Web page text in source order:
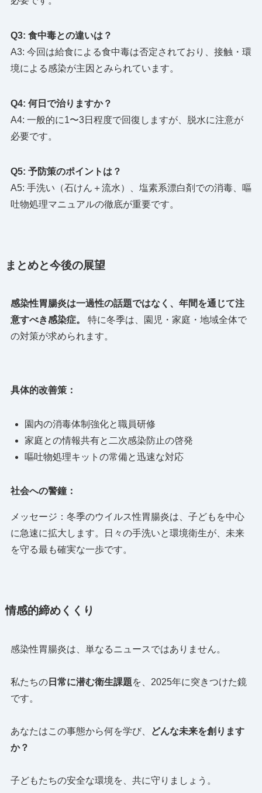
Q3: 食中毒との違いは？
A3: 今回は給食による食中毒は否定されており、接触・環
境による感染が主因とみられています。
Q4: 何日で治りますか？
A4: 一般的に1〜3日程度で回復しますが、脱水に注意が
必要です。
Q5: 予防策のポイントは？
A5: 手洗い（石けん＋流水）、塩素系漂白剤での消毒、嘔
吐物処理マニュアルの徹底が重要です。
まとめと今後の展望
感染性胃腸炎は一過性の話題ではなく、年間を通じて注
意すべき感染症。
特に冬季は、園児・家庭・地域全体で
の対策が求められます。
具体的改善策：
園内の消毒体制強化と職員研修
家庭との情報共有と二次感染防止の啓発
嘔吐物処理キットの常備と迅速な対応
社会への警鐘：
メッセージ：冬季のウイルス性胃腸炎は、子どもを中心
に急速に拡大します。日々の手洗いと環境衛生が、未来
を守る最も確実な一歩です。
情感的締めくくり
感染性胃腸炎は、単なるニュースではありません。
私たちの日常に潜む衛生課題を、2025年に突きつけた鏡
です。
あなたはこの事態から何を学び、
どんな未来を創ります
か？
子どもたちの安全な環境を、共に守りましょう。